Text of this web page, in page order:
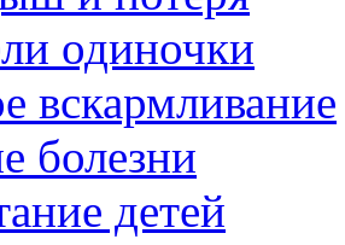
одиночки
вскармливание
болезни
детей